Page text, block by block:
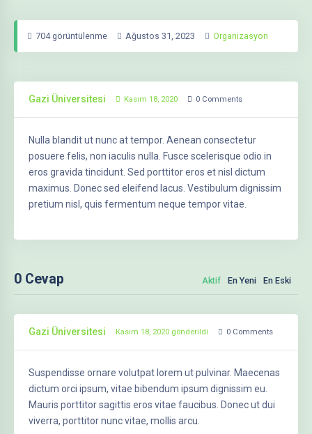
704 görüntülenme Ağustos 31, 2023 Organizasyon
Gazi Üniversitesi Kasım 18, 2020 0 Comments
Nulla blandit ut nunc at tempor. Aenean consectetur
posuere felis, non iaculis nulla. Fusce scelerisque odio in
eros gravida tincidunt. Sed porttitor eros et nisl dictum
maximus. Donec sed eleifend lacus. Vestibulum dignissim
pretium nisl, quis fermentum neque tempor vitae.
0 Cevap Aktif En Yeni En Eski
Gazi Üniversitesi Kasım 18, 2020 gönderildi 0 Comments
Suspendisse ornare volutpat lorem ut pulvinar. Maecenas
dictum orci ipsum, vitae bibendum ipsum dignissim eu.
Mauris porttitor sagittis eros vitae faucibus. Donec ut dui
viverra, porttitor nunc vitae, mollis arcu.